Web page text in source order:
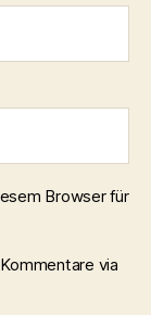
Browser für
via